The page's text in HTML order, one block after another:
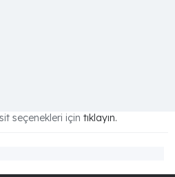
seçenekleri için tıklayın.